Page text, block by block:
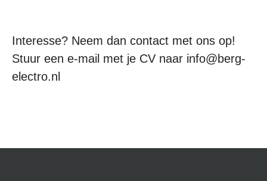
Interesse? Neem dan contact met ons op!
Stuur een e-mail met je CV naar info@berg-
electro.nl